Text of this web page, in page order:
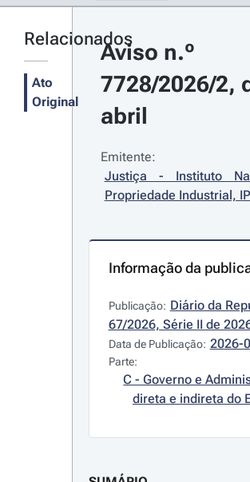
Relacionados
Ato
Original
Aviso n.º
7728/2026/2,
abril
Emitente:
Justiça - Instituto
Propriedade Industrial, IP
Informação da
Publicação: Diário da
67/2026, Série II de
Data de Publicação: 2026-
Parte:
C - Governo e
direta e indireta do